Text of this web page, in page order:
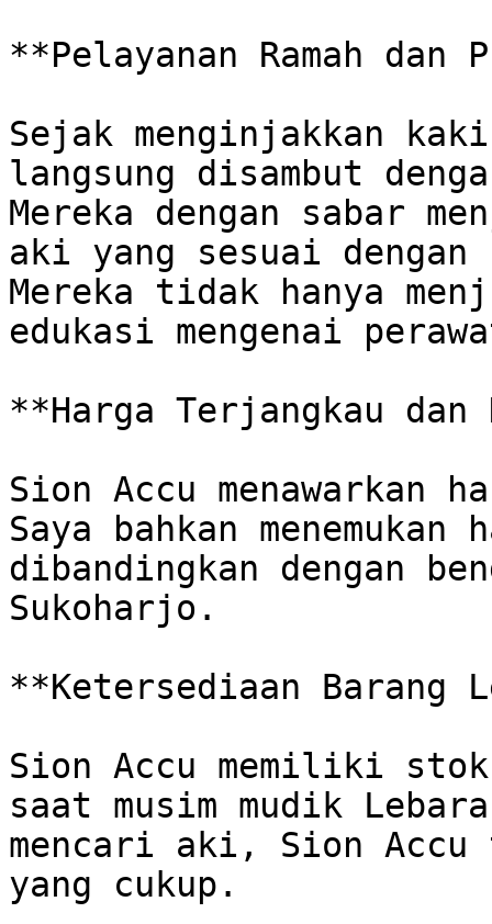
**Pelayanan Ramah
Sejak menginjakkan
langsung disambut
Mereka dengan sabar
aki yang sesuai dengan
Mereka tidak hanya
edukasi mengenai
**Harga Terjangkau
Sion Accu menawarkan
Saya bahkan
dibandingkan dengan
Sukoharjo.
**Ketersediaan Barang
Sion Accu memiliki
saat musim mudik
mencari aki, Sion
yang cukup.